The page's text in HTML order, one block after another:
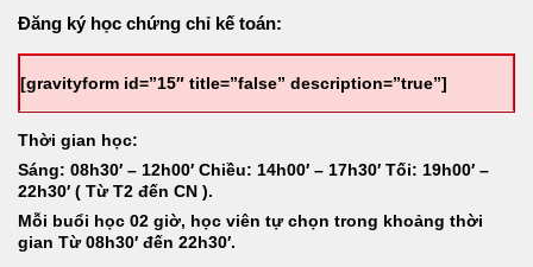
Đăng ký học chứng chỉ kế toán:
[gravityform id=”15″ title=”false” description=”true”]
Thời gian học:
Sáng: 08h30′ – 12h00′ Chiều: 14h00′ – 17h30′ Tối: 19h00′ –
22h30′ ( Từ T2 đến CN ).
Mỗi buổi học 02 giờ, học viên tự chọn trong khoảng thời
gian Từ 08h30′ đến 22h30′.